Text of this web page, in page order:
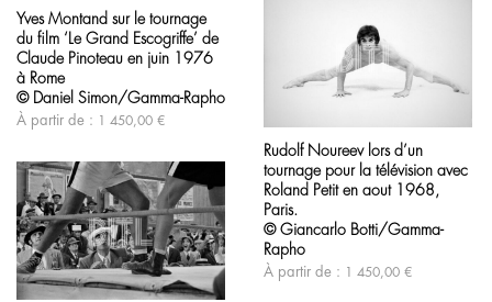
produit
a
plusieurs
variations.
Les
options
peuvent
être
sur
page
du
produit
Yves Montand sur le tournage
du film ‘Le Grand Escogriffe’ de
Claude Pinoteau en juin 1976
à Rome
© Daniel Simon/Gamma-Rapho
À partir de : 1 450,00 €
a
plusieurs
variations.
Les
options
peuvent
être
choisies
Rudolf Noureev lors d’un
tournage pour la télévision avec
Roland Petit en aout 1968,
Paris.
© Giancarlo Botti/Gamma-
Rapho
À partir de : 1 450,00 €
Ce